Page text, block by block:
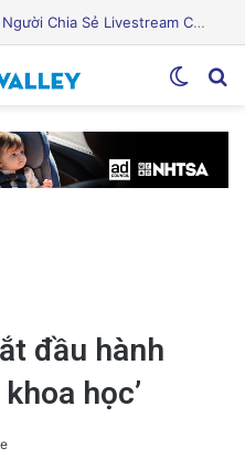
PGS.TS Hà Đình Đức: Di sản và Hành trình Cuộc đời của Nhà Khoa học Xuất sắc
đầu hành
học’